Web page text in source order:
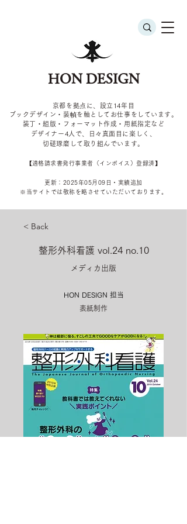
HON DESIGN
京都を拠点に、設立14年目
ブックデザイン・装幀を軸としてお仕事をしています。
装丁・組版・フォーマット作成・用紙指定など
デザイナー4 人で、日々真面目に楽しく、
切磋琢磨して取り組んでいます。
​【適格請求書発行事業者（インボイス）登録済】
更新：2025年05 月09 日・実績追加
​※当サイトでは敬称を 略させていただいております。
< Back
整形外科看護 vol.24 no.10
メディカ出版
HON DESIGN​ 担当
表紙制作